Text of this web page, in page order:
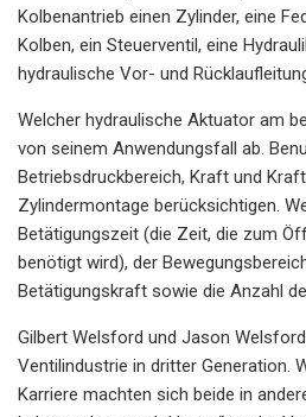
Kolbenantrieb einen Zylinder, eine
Kolben, ein Steuerventil, eine
hydraulische Vor- und
Welcher hydraulische Aktuator am
von seinem Anwendungsfall ab.
Betriebsdruckbereich, Kraft und
Zylindermontage berücksichtigen.
Betätigungszeit (die Zeit, die zum
benötigt wird), der
Betätigungskraft sowie die Anzahl
Gilbert Welsford und Jason
Ventilindustrie in dritter Generation.
Karriere machten sich beide in